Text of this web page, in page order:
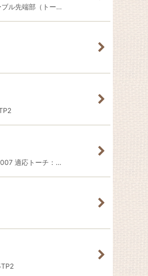
ル先端部（トー…
適応トーチ：…